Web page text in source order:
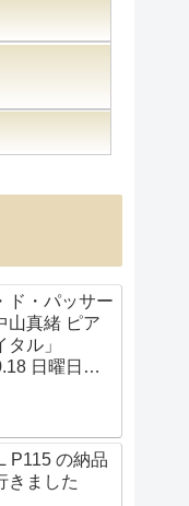
ド・パッサー
山真緒 ピア
タル」
日曜日
P115 の納品
きました